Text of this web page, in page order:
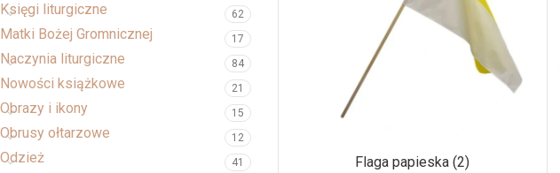
Księgi liturgiczne 62
Matki Bożej Gromnicznej 17
Naczynia liturgiczne 84
Nowości książkowe 21
Obrazy i ikony 15
Obrusy ołtarzowe 12
Odzież 41 Flaga papieska (2)